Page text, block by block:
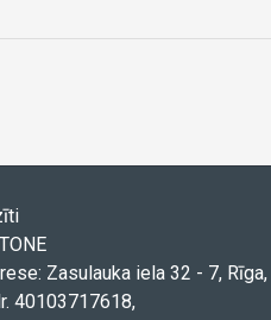
Zasulauka iela 32 - 7,
40103717618,